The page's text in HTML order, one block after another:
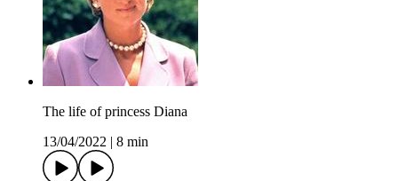
The life of princess Diana
13/04/2022
8 min